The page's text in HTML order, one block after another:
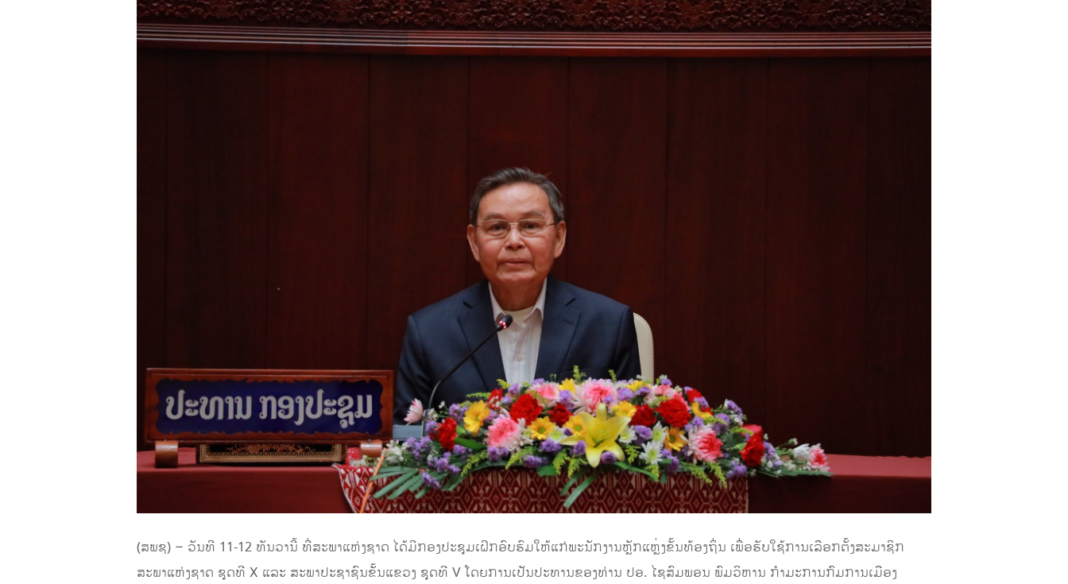
(ສພຊ) – ວັນທີ 11-12 ທັນວານີ້ ທີ່ສະພາແຫ່ງຊາດ ໄດ້ມີກອງປະຊຸມເຝິກອົບຮົມໃຫ້ແກ່ພະນັກງານຫຼັກແຫຼ່ງຂັ້ນທ້ອງຖິ່ນ ເພື່ອຮັບໃຊ້ການເລືອກຕັ້ງສະມາຊິກ
ສະພາແຫ່ງຊາດ ຊຸດທີ X ແລະ ສະພາປະຊາຊົນຂັ້ນແຂວງ ຊຸດທີ V ໂດຍການເປັນປະທານຂອງທ່ານ ປອ. ໄຊສົມພອນ ພົມວິຫານ ກຳມະການກົມການເມືອງ